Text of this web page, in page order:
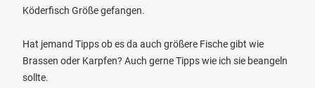
Köderfisch Größe gefangen.
Hat jemand Tipps ob es da auch größere Fische gibt wie
Brassen oder Karpfen? Auch gerne Tipps wie ich sie beangeln
sollte.